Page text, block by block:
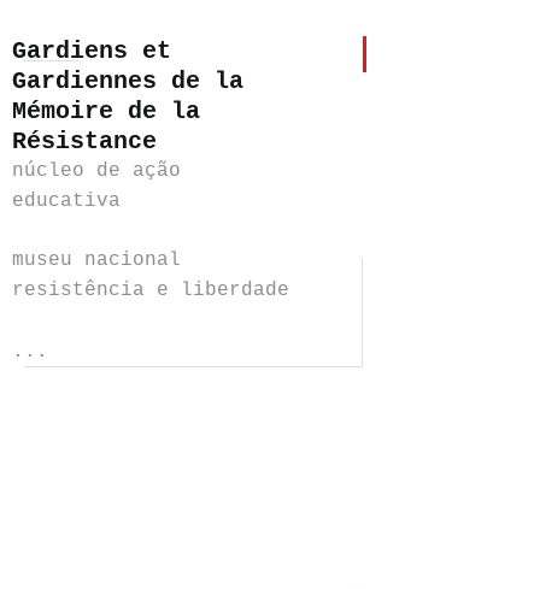
Gardiens et
Gardiennes de la
Mémoire de la
Résistance
núcleo de ação
educativa
museu nacional
resistência e liberdade
...